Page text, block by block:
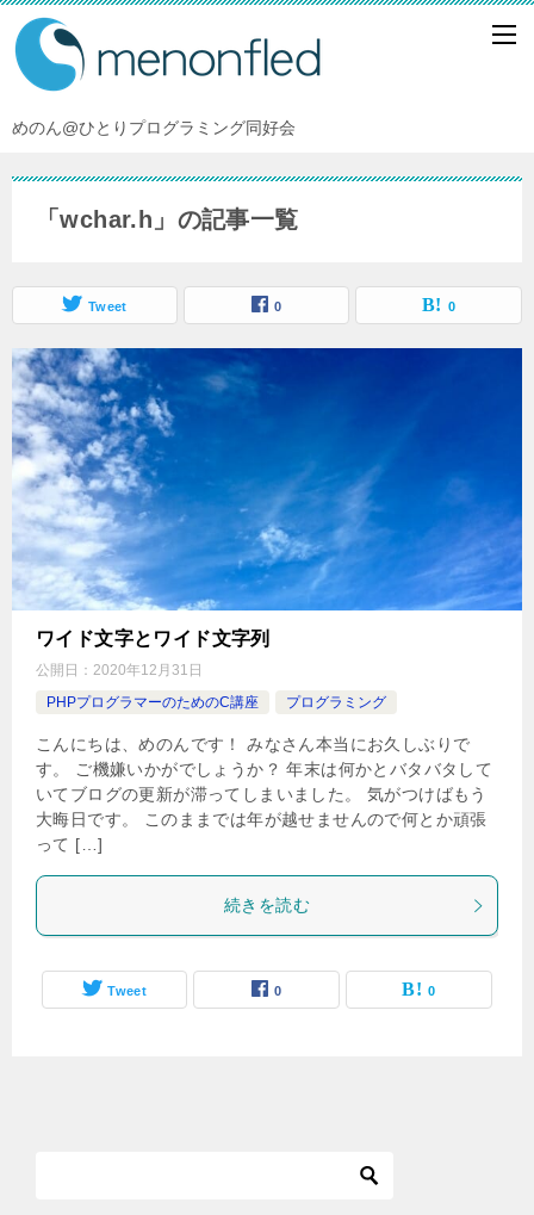
めのん@ひとりプログラミング同好会
「wchar.h」の記事一覧
Tweet 0 0
ワイド文字とワイド文字列
公開日： 2020年12月31日
PHPプログラマーのためのC講座
プログラミング
こんにちは、めのんです！ みなさん本当にお久しぶりで
す。 ご機嫌いかがでしょうか？ 年末は何かとバタバタして
いてブログの更新が滞ってしまいました。 気がつけばもう
大晦日です。 このままでは年が越せませんので何とか頑張
って […]
続きを読む
Tweet 0 0